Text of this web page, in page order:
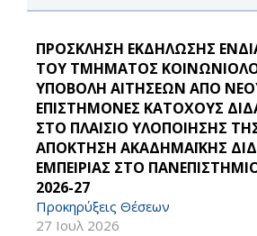
ΠΡΟΣΚΛΗΣΗ ΕΚΔΗΛΩΣΗΣ
ΤΟΥ ΤΜΗΜΑΤΟΣ
ΥΠΟΒΟΛΗ ΑΙΤΗΣΕΩΝ ΑΠΟ
ΕΠΙΣΤΗΜΟΝΕΣ ΚΑΤΟΧΟΥΣ
ΣΤΟ ΠΛΑΙΣΙΟ ΥΛΟΠΟΙΗΣΗΣ
ΑΠΟΚΤΗΣΗ ΑΚΑΔΗΜΑΪΚΗΣ
ΕΜΠΕΙΡΙΑΣ ΣΤΟ
2026-27
Προκηρύξεις Θέσεων
27 Ιουλ 2026